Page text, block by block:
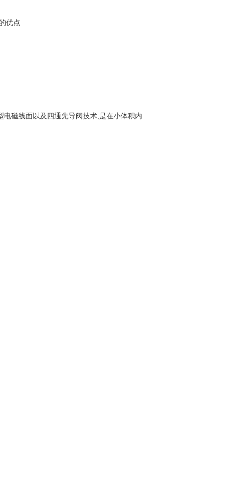
优点
电磁线面以及四通先导阀技术,是在小体积内